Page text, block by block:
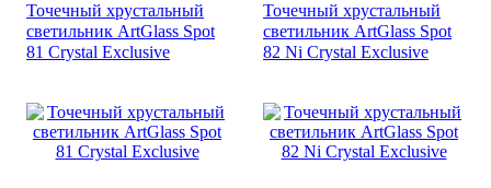
Точечный хрустальный
светильник ArtGlass Spot
81 Crystal Exclusive
Точечный хрустальный
светильник ArtGlass Spot
82 Ni Crystal Exclusive